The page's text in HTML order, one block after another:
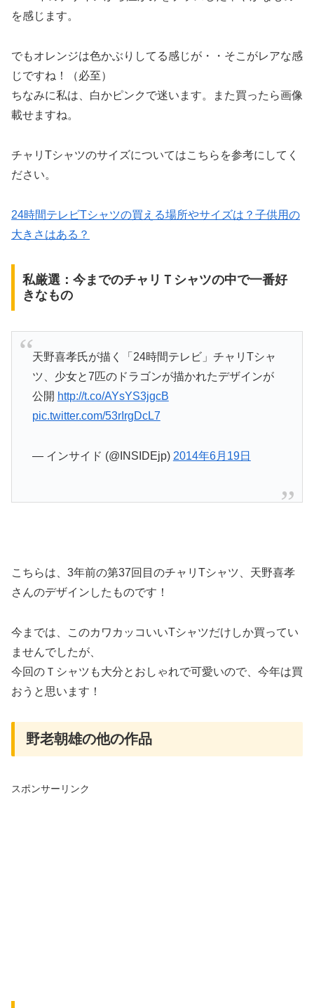
を感じます。
でもオレンジは色かぶりしてる感じが・・そこがレアな感
じですね！（必至）
ちなみに私は、白かピンクで迷います。また買ったら画像
載せますね。
チャリTシャツのサイズについてはこちらを参考にしてく
ださい。
24時間テレビTシャツの買える場所やサイズは？子供用の
大きさはある？
私厳選：今までのチャリＴシャツの中で一番好
きなもの
天野喜孝氏が描く「24時間テレビ」チャリTシャ
ツ、少女と7匹のドラゴンが描かれたデザインが
公開 http://t.co/AYsYS3jgcB
pic.twitter.com/53rIrgDcL7
— インサイド (@INSIDEjp) 2014年6月19日
こちらは、3年前の第37回目のチャリTシャツ、天野喜孝
さんのデザインしたものです！
今までは、このカワカッコいいTシャツだけしか買ってい
ませんでしたが、
今回のＴシャツも大分とおしゃれで可愛いので、今年は買
おうと思います！
野老朝雄の他の作品
スポンサーリンク